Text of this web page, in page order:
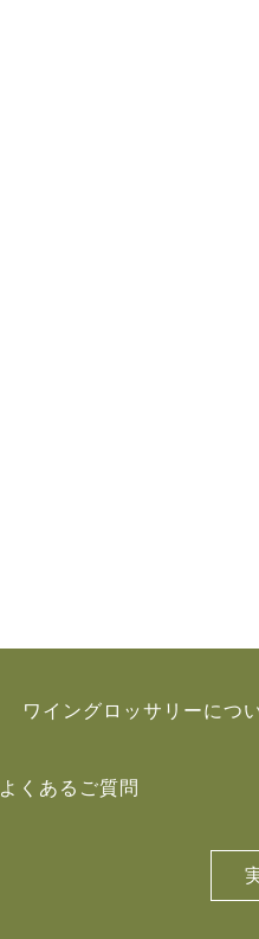
ワイングロッサリーにつ
よくあるご質問